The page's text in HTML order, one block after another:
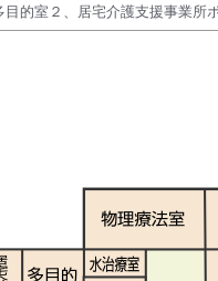
的室２、居宅介護支援事業所